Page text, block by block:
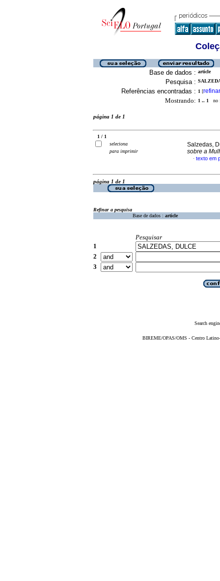
Base de dados : article
Pesquisa :
Referências encontradas : 1 [refinar
Mostrando: 1 .. 1 no
página 1 de 1
1 / 1
seleciona
para imprimir
Salzedas,
sobre a
· texto em
página 1 de 1
Refinar a pesquisa
Base de dados : article
Pesquisar
1
2
3
Search
BIREME/OPAS/OMS - Centro Latino-